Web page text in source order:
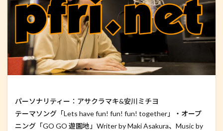
パーソナリティー：アサクラマキ&安川ミチヨ
テーマソング「Lets have fun! fun! fun! together」・オープ
ニング「GO GO 遊園地」Writer by Maki Asakura、Music by